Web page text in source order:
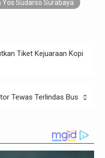
Yos Sudarso Surabaya
Tiket Kejuaraan Kopi
Tewas Terlindas Bus